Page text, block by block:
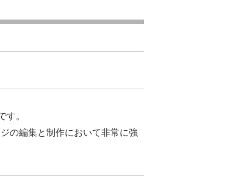
。
の編集と制作において非常に強